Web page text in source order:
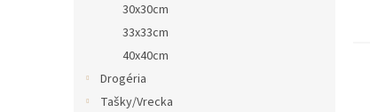
30x30cm
33x33cm
40x40cm
Drogéria
Tašky/Vrecka